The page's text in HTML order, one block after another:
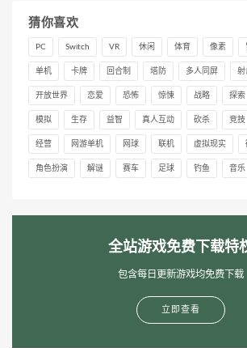
猜你喜欢
PC Switch VR 休闲 体育 像素
单机 卡牌 回合制 塔防 多人同屏 射
开放世界 恋爱 恐怖 惊悚 战略 探索
模拟 生存 益智 真人互动 砍杀 竞技
经营 网游单机 网球 联机 虚拟现实
角色扮演 解谜 赛车 足球 钓鱼 音乐
全站游戏免费下载特
包含每日更新游戏均免费下载
立即查看